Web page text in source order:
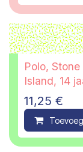
Polo, Stone
Island, 14
11,25 €